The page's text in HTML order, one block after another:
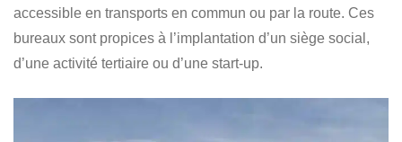
accessible en transports en commun ou par la route. Ces
bureaux sont propices à l’implantation d’un siège social,
d’une activité tertiaire ou d’une start-up.